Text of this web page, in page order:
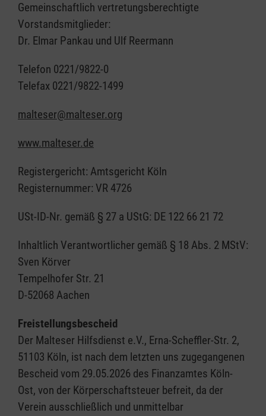
Gemeinschaftlich vertretungsberechtigte
Vorstandsmitglieder:
Dr. Elmar Pankau und Ulf Reermann
Telefon 0221/9822-0
Telefax 0221/9822-1499
malteser@malteser.org
www.malteser.de
Registergericht: Amtsgericht Köln
Registernummer: VR 4726
USt-ID-Nr. gemäß § 27 a UStG: DE 122 66 21 72
Inhaltlich Verantwortlicher gemäß § 18 Abs. 2 MStV:
Sven Körver
Tempelhofer Str. 21
D-52068 Aachen
Freistellungsbescheid
Der Malteser Hilfsdienst e.V., Erna-Scheffler-Str. 2,
51103 Köln, ist nach dem letzten uns zugegangenen
Bescheid vom 29.05.2026 des Finanzamtes Köln-
Ost, von der Körperschaftsteuer befreit, da der
Verein ausschließlich und unmittelbar